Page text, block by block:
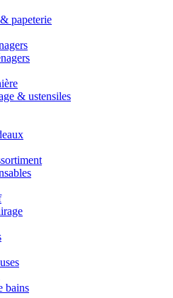
papeterie
& ustensiles
bains